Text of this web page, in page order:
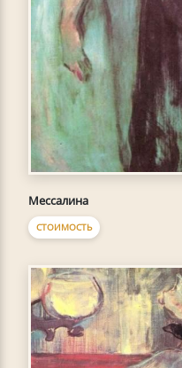
Мессалина
СТОИМОСТЬ